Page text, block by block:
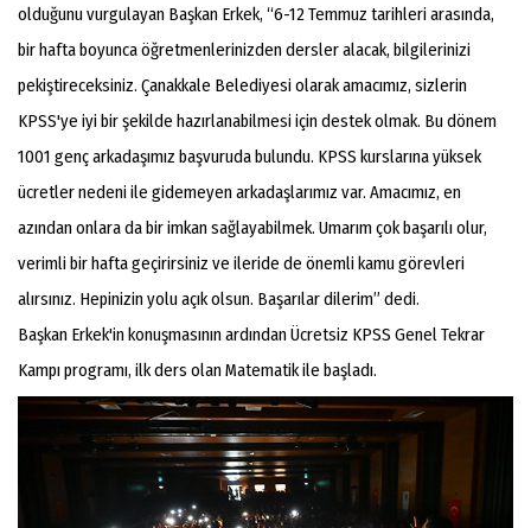
olduğunu vurgulayan Başkan Erkek, “6-12 Temmuz tarihleri arasında,
bir hafta boyunca öğretmenlerinizden dersler alacak, bilgilerinizi
pekiştireceksiniz. Çanakkale Belediyesi olarak amacımız, sizlerin
KPSS'ye iyi bir şekilde hazırlanabilmesi için destek olmak. Bu dönem
1001 genç arkadaşımız başvuruda bulundu. KPSS kurslarına yüksek
ücretler nedeni ile gidemeyen arkadaşlarımız var. Amacımız, en
azından onlara da bir imkan sağlayabilmek. Umarım çok başarılı olur,
verimli bir hafta geçirirsiniz ve ileride de önemli kamu görevleri
alırsınız. Hepinizin yolu açık olsun. Başarılar dilerim” dedi.
Başkan Erkek'in konuşmasının ardından Ücretsiz KPSS Genel Tekrar
Kampı programı, ilk ders olan Matematik ile başladı.